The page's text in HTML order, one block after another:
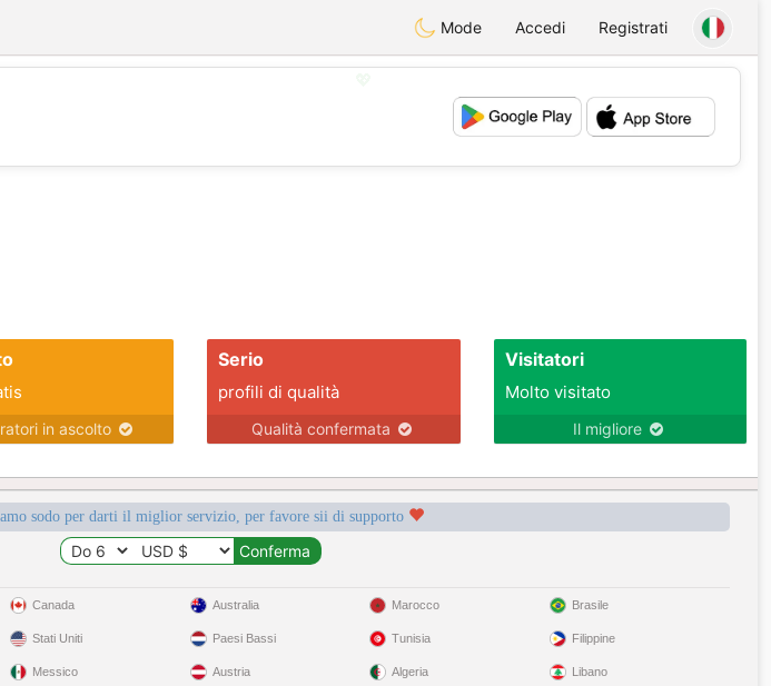
Mode Accedi Registrati
💕
in ascolto
Serio
profili di qualità
Qualità confermata
Visitatori
Molto visitato
Il migliore
sodo per darti il miglior servizio, per favore sii di supporto
Canada
Stati Uniti
Messico
Australia
Paesi Bassi
Austria
Marocco
Tunisia
Algeria
Brasile
Filippine
Libano